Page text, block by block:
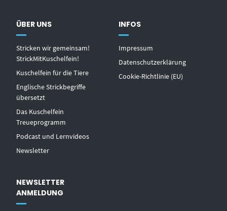
ÜBER UNS
Stricken wir gemeinsam!
StrickMitKuschelfein!
Kuschelfein für die Tiere
Englische Strickbegriffe
übersetzt
Das Kuschelfein
Treueprogramm
Podcast und Lernvideos
Newsletter
INFOS
Impressum
Datenschutzerklärung
Cookie-Richtlinie (EU)
NEWSLETTER
ANMELDUNG